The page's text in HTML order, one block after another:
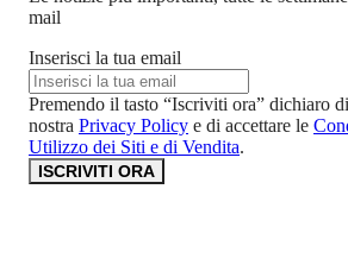
mail
Inserisci la tua email
Premendo il tasto “Iscriviti ora” dichiaro
nostra Privacy Policy e di accettare le
Utilizzo dei Siti e di Vendita.
ISCRIVITI ORA